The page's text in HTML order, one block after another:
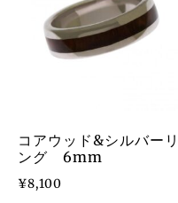
コアウッド&シルバーリ
ング 6mm
¥8,100